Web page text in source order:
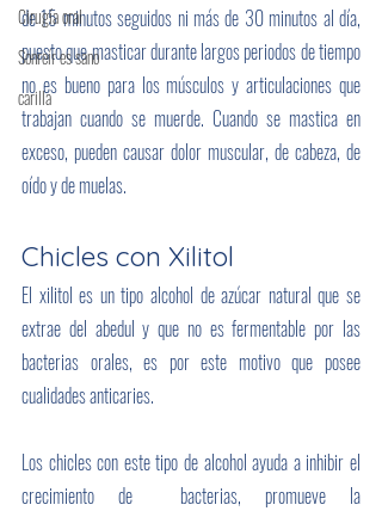
Cirugía oral
Sonreír es sano
carilla
de 15 minutos seguidos ni más de 30 minutos al día,
puesto que masticar durante largos periodos de tiempo
no es bueno para los músculos y articulaciones que
trabajan cuando se muerde. Cuando se mastica en
exceso, pueden causar dolor muscular, de cabeza, de
oído y de muelas.
Chicles con Xilitol
El xilitol es un tipo alcohol de azúcar natural que se
extrae del abedul y que no es fermentable por las
bacterias orales, es por este motivo que posee
cualidades anticaries.
Los chicles con este tipo de alcohol ayuda a inhibir el
crecimiento de  bacterias, promueve la